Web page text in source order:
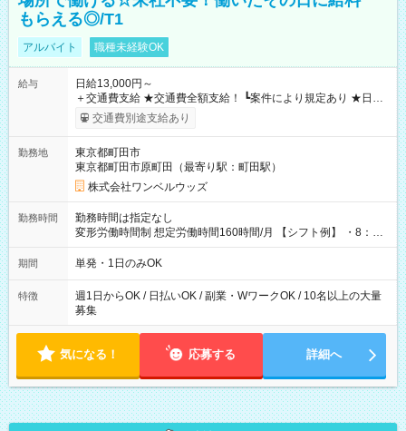
もらえる◎/T1
アルバイト 職種未経験OK
給与
日給13,000円～
＋交通費支給 ★交通費全額支給！ ┗案件により規定あり ★日払
いOK！（規定あり） ┗働いたその日に現金GET♪ お仕事後はコ
ンビニATMから 日払い分を引き落とせます！ 【試用期間】試
交通費別途支給あり
勤務地
東京都町田市
東京都町田市原町田（最寄り駅：町田駅）
株式会社ワンベルウッズ
勤務時間
勤務時間は指定なし
変形労働時間制 想定労働時間160時間/月 【シフト例】 ・8：00
～21：00
期間 単発・1日のみOK
特徴
週1日からOK / 日払いOK / 副業・WワークOK / 10名以上の大量
募集
気になる！ 応募する 詳細へ